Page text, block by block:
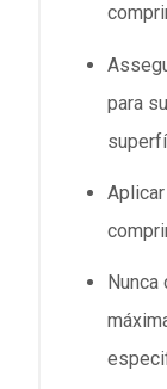
para
Nunca